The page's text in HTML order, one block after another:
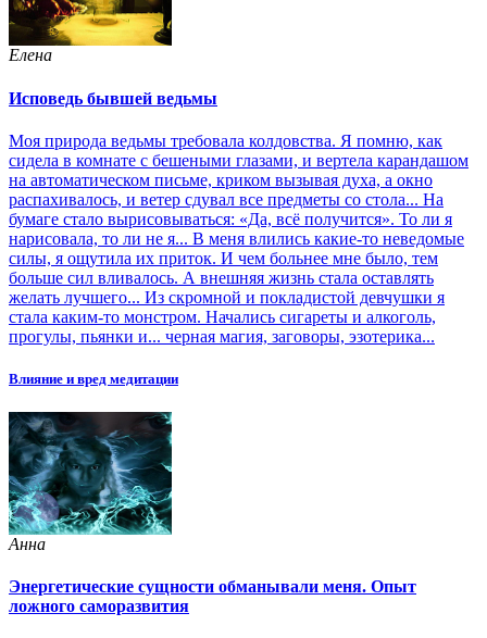
Елена
Исповедь бывшей ведьмы
Моя природа ведьмы требовала колдовства. Я помню, как
сидела в комнате с бешеными глазами, и вертела карандашом
на автоматическом письме, криком вызывая духа, а окно
распахивалось, и ветер сдувал все предметы со стола... На
бумаге стало вырисовываться: «Да, всё получится». То ли я
нарисовала, то ли не я... В меня влились какие-то неведомые
силы, я ощутила их приток. И чем больнее мне было, тем
больше сил вливалось. А внешняя жизнь стала оставлять
желать лучшего... Из скромной и покладистой девчушки я
стала каким-то монстром. Начались сигареты и алкоголь,
прогулы, пьянки и... черная магия, заговоры, эзотерика...
Влияние и вред медитации
Анна
Энергетические сущности обманывали меня. Опыт
ложного саморазвития